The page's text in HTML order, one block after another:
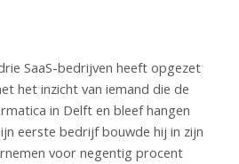
SaaS-bedrijven heeft opgezet
het inzicht van iemand die de
in Delft en bleef hangen
eerste bedrijf bouwde hij in zijn
voor negentig procent